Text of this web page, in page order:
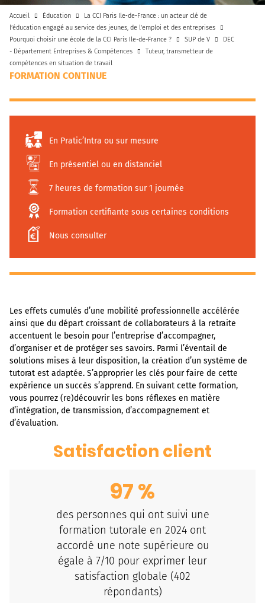
Accueil Éducation
La CCI Paris Ile‑de‑France : un acteur clé de
l’éducation engagé au service des jeunes, de l’emploi et des entreprises
Pourquoi choisir une école de la CCI Paris Ile-de-France ?
SUP de V
DEC
- Département Entreprises & Compétences
Tuteur, transmetteur de
compétences en situation de travail
FORMATION CONTINUE
En Pratic’Intra ou sur mesure
En présentiel ou en distanciel
7 heures de formation sur 1 journée
Formation certifiante sous certaines conditions
Nous consulter
Les effets cumulés d’une mobilité professionnelle accélérée
ainsi que du départ croissant de collaborateurs à la retraite
accentuent le besoin pour l’entreprise d’accompagner,
d’organiser et de protéger ses savoirs. Parmi l’éventail de
solutions mises à leur disposition, la création d’un système de
tutorat est adaptée. S’approprier les clés pour faire de cette
expérience un succès s’apprend. En suivant cette formation,
vous pourrez (re)découvrir les bons réflexes en matière
d’intégration, de transmission, d’accompagnement et
d’évaluation.
Satisfaction client
97%
des personnes qui ont suivi une
formation tutorale en 2024 ont
accordé une note supérieure ou
égale à 7/10 pour exprimer leur
satisfaction globale (402
répondants)